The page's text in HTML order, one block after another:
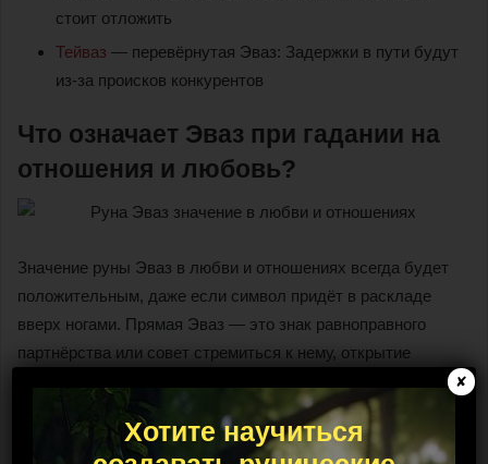
стоит отложить
Тейваз — перевёрнутая Эваз: Задержки в пути будут
из-за происков конкурентов
Что означает Эваз при гадании на
отношения и любовь?
Значение руны Эваз в любви и отношениях всегда будет
положительным, даже если символ придёт в раскладе
вверх ногами. Прямая Эваз — это знак равноправного
партнёрства или совет стремиться к нему, открытие
хороших перспектив, исполнение задуманного, новый виток
в совместной жизни пары.
Хотите научиться
✘